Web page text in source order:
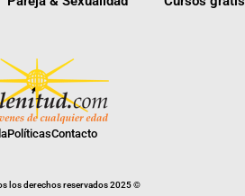
PolíticasContacto
los derechos reservados 2025 ©